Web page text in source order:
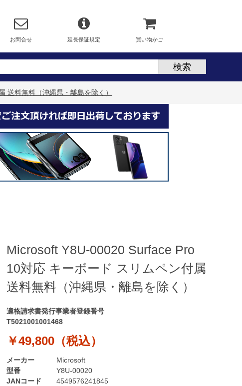
お問合せ 延長保証規定 買い物かご
送料無料（沖縄県・離島を除く）
Microsoft Y8U-00020 Surface Pro
10対応 キーボード スリムペン付属
送料無料（沖縄県・離島を除く）
適格請求書発行事業者登録番号
T5021001001468
￥49,800（税込）
型番
Y8U-00020
JANコード
4549576241845
メーカー Microsoft